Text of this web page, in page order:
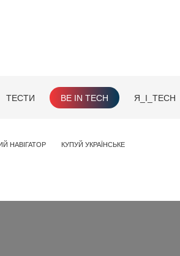
ТЕСТИ BE IN TECH Я_І_TECH
НАВІГАТОР КУПУЙ УКРАЇНСЬКЕ